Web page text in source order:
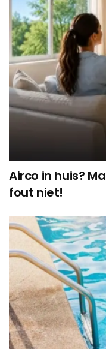
Airco in huis?
fout niet!